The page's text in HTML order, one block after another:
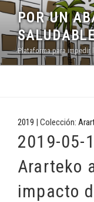
Saltar
contenido
POR UN
Plataforma para
2019 | Colección:
2019-05-
Ararteko
impacto